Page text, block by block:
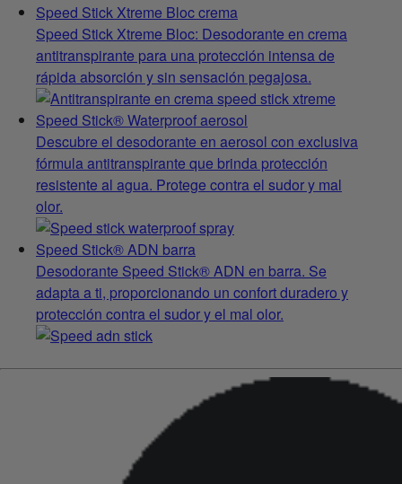
Speed Stick Xtreme Bloc crema
Speed Stick Xtreme Bloc: Desodorante en crema
antitranspirante para una protección intensa de
rápida absorción y sin sensación pegajosa.
Speed Stick® Waterproof aerosol
Descubre el desodorante en aerosol con exclusiva
fórmula antitranspirante que brinda protección
resistente al agua. Protege contra el sudor y mal
olor.
Speed Stick® ADN barra
Desodorante Speed Stick® ADN en barra. Se
adapta a ti, proporcionando un confort duradero y
protección contra el sudor y el mal olor.